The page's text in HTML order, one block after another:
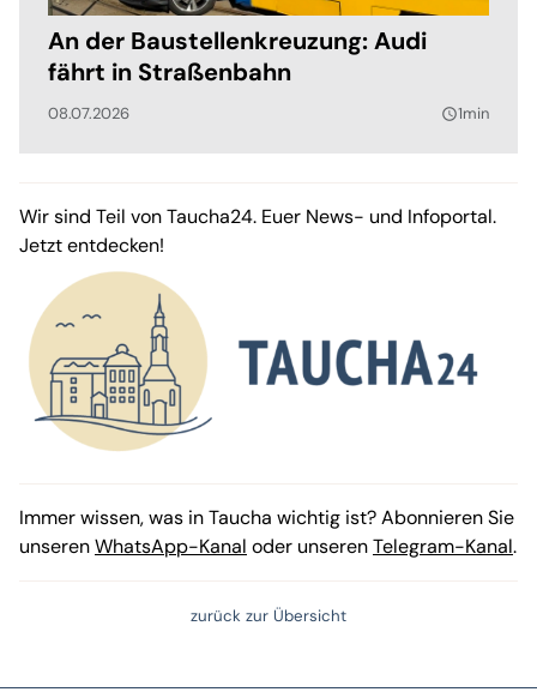
An der Baustellenkreuzung: Audi
fährt in Straßenbahn
08.07.2026 query_builder1min
Wir sind Teil von Taucha24. Euer News- und Infoportal.
Jetzt entdecken!
Immer wissen, was in Taucha wichtig ist? Abonnieren Sie
unserenWhatsApp-Kanal oder unserenTelegram-Kanal.
zurück zur Übersicht